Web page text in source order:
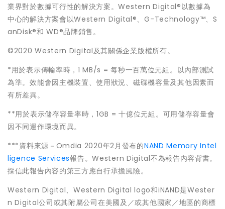
業界對於數據可行性的解決方案。Western Digital®以數據為
中心的解決方案會以Western Digital®、G-Technology™、S
anDisk®和 WD®品牌銷售。
©2020 Western Digital及其關係企業版權所有。
*用於表示傳輸率時，1 MB/s = 每秒一百萬位元組。以內部測試
為準。效能會因主機裝置、使用狀況、磁碟機容量及其他因素而
有所差異。
**用於表示儲存容量率時，1GB = 十億位元組。可用儲存容量會
因不同運作環境而異。
***資料來源－Omdia 2020年2月發布的NAND Memory Intel
ligence Services報告。Western Digital不為報告內容背書。
採信此報告內容的第三方應自行承擔風險。
Western Digital、Western Digital logo和iNAND是Wester
n Digital公司或其附屬公司在美國及／或其他國家／地區的商標